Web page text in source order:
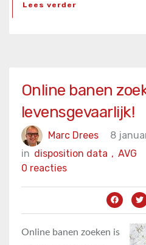
Lees verder
Online banen
levensgevaarlijk!
Marc Drees
8
in
AVG
disposition data ,
0 reacties
Online banen zoeken is